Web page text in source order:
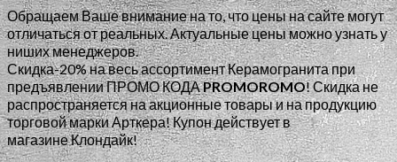
Обращаем Ваше внимание на то, что цены на сайте могут
отличаться от реальных. Актуальные цены можно узнать у
ниших менеджеров.
Скидка-20% на весь ассортимент Керамогранита при
предъявлении ПРОМО КОДАPROMOROMO!Скидка не
распространяется на акционные товары и на продукцию
торговой марки Арткера! Купон действует в
магазине Клондайк!